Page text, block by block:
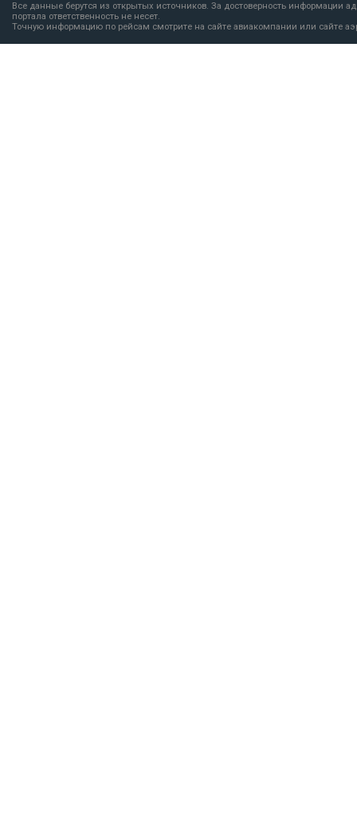
Все данные берутся из открытых источников. За достоверность информации
портала ответственность не несет.
Точную информацию по рейсам смотрите на сайте авиакомпании или сайте